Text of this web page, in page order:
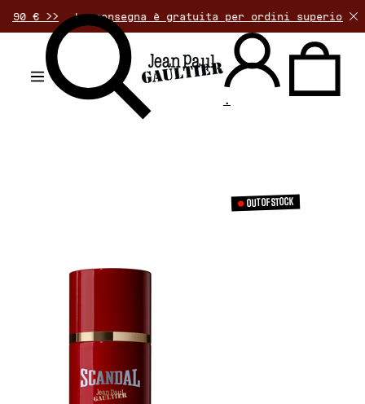
La consegna è gratuita per ordini superiori a 50€.
.
OUT OF STOCK